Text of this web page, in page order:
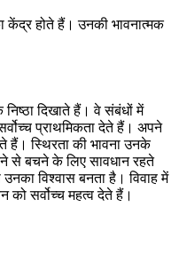
केंद्र होते हैं। उनकी भावनात्मक
दिखाते हैं। वे संबंधों में
प्राथमिकता देते हैं। अपने
हैं। स्थिरता की भावना उनके
से बचने के लिए सावधान रहते
विश्वास बनता है। विवाह में
को सर्वोच्च महत्व देते हैं।